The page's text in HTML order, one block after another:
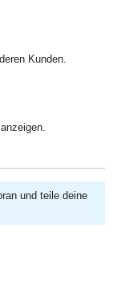
Kunden.
und teile deine